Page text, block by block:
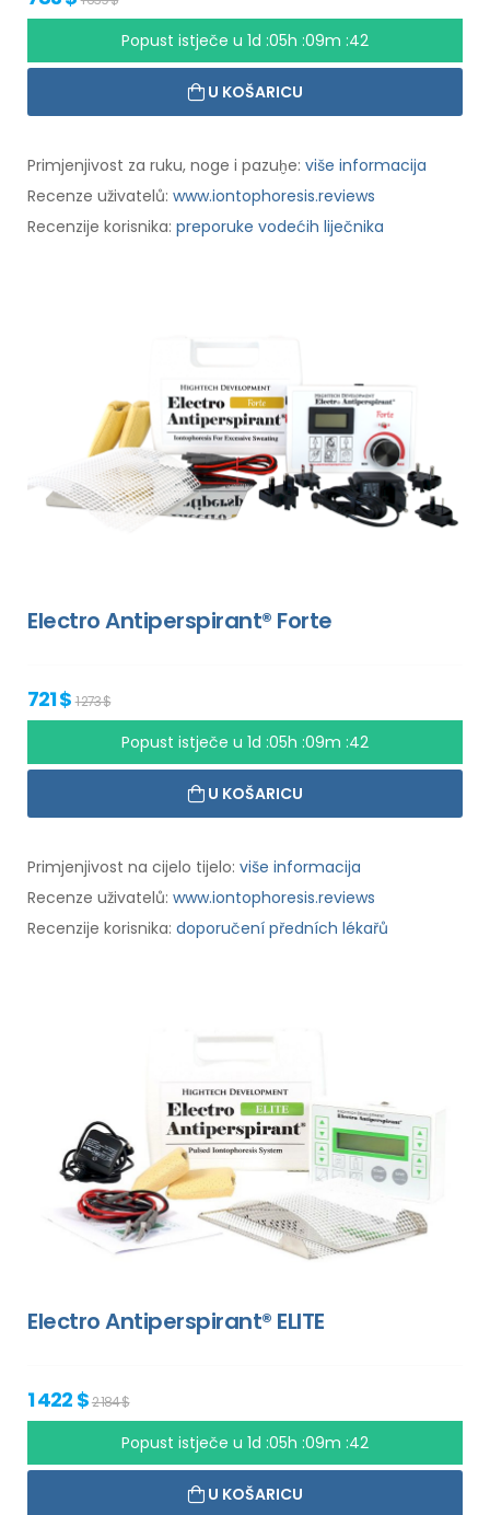
Popust istječe u1d :05h :09m :41
U KOŠARICU
Primjenjivost za ruku, noge i pazuḫe: više informacija
Recenze uživatelů: www.iontophoresis.reviews
Recenzije korisnika: preporuke vodećih liječnika
Electro Antiperspirant® Forte
721 $1 273 $
Popust istječe u1d :05h :09m :41
U KOŠARICU
Primjenjivost na cijelo tijelo: više informacija
Recenze uživatelů: www.iontophoresis.reviews
Recenzije korisnika: doporučení předních lékařů
Electro Antiperspirant® ELITE
1 422 $2 184 $
Popust istječe u1d :05h :09m :41
U KOŠARICU